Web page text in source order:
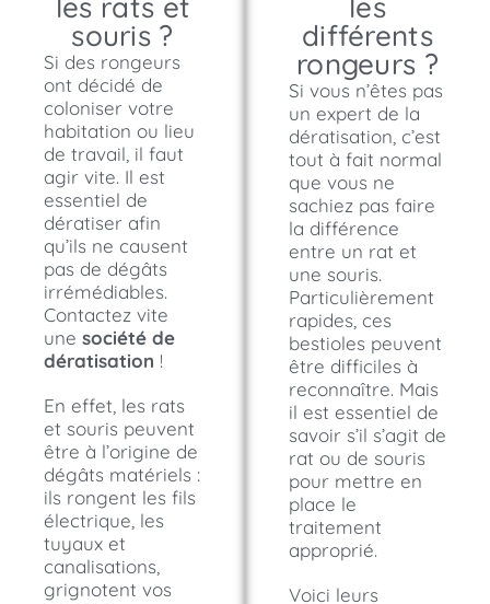
souris ?
Si des rongeurs
ont décidé de
coloniser votre
habitation ou lieu
de travail, il faut
agir vite. Il est
essentiel de
dératiser afin
qu’ils ne causent
pas de dégâts
irrémédiables.
Contactez vite
une société de
dératisation !
En effet, les rats
et souris peuvent
être à l’origine de
dégâts matériels :
ils rongent les fils
électrique, les
tuyaux et
canalisations,
grignotent vos
différents
rongeurs ?
Si vous n’êtes pas
un expert de la
dératisation, c’est
tout à fait normal
que vous ne
sachiez pas faire
la différence
entre un rat et
une souris.
Particulièrement
rapides, ces
bestioles peuvent
être difficiles à
reconnaître. Mais
il est essentiel de
savoir s’il s’agit de
rat ou de souris
pour mettre en
place le
traitement
approprié.
Voici leurs